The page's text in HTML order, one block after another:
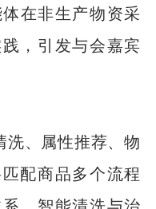
在非生产物资采
，引发与会嘉宾
洗、属性推荐、物
配商品多个流程
，智能清洗与治